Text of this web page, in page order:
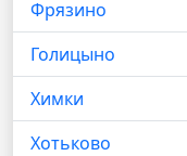
Фрязино
Голицыно
Химки
Хотьково